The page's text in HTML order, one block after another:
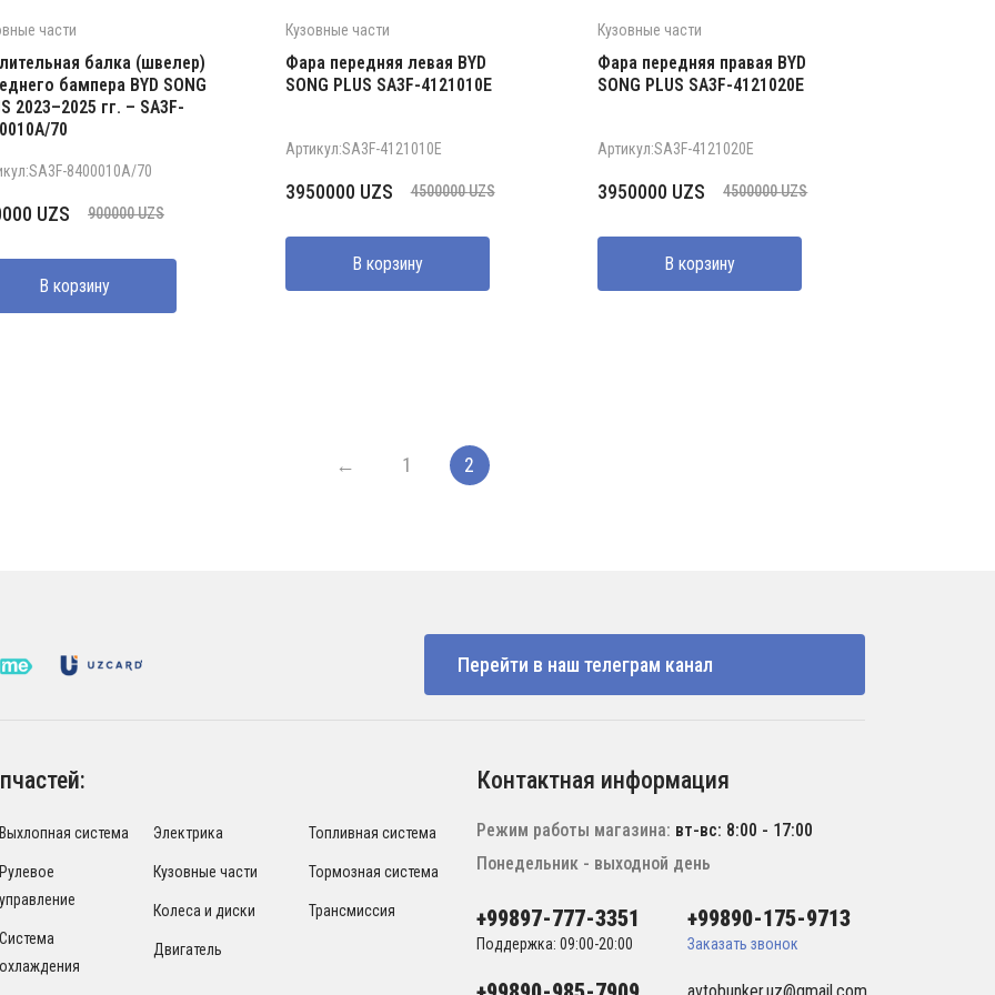
части
балка (швелер)
бампера BYD SONG
2023–2025 гг. – SA3F-
70
8400010A/70
900000UZS
UZS.
UZS
UZS.
В корзину
Кузовные части
Фара передняя левая BYD
SONG PLUS SA3F-4121010E
Артикул:SA3F-4121010E
4500000UZS
Первоначальная
составляла
4500000 UZS.
3950000 UZS
Текущая
3950000 UZS.
В корзину
Кузовные части
Фара передняя правая BYD
SONG PLUS SA3F-4121020E
Артикул:SA3F-4121020E
4500000UZS
Первоначальная
составляла
4500000 UZS.
3950000 UZS
Текущая
3950000 UZS.
В корзину
← 1 2
Перейти в наш телеграм канал
Выхлопная система
Рулевое
управление
Система
охлаждения
Электрика
Кузовные части
Колеса и диски
Двигатель
Топливная система
Тормозная система
Трансмиссия
Контактная информация
Режим работы магазина: вт-вс: 8:00 - 17:00
Понедельник - выходной день
+99897-777-3351
Поддержка: 09:00-20:00
+99890-175-9713
Заказать звонок